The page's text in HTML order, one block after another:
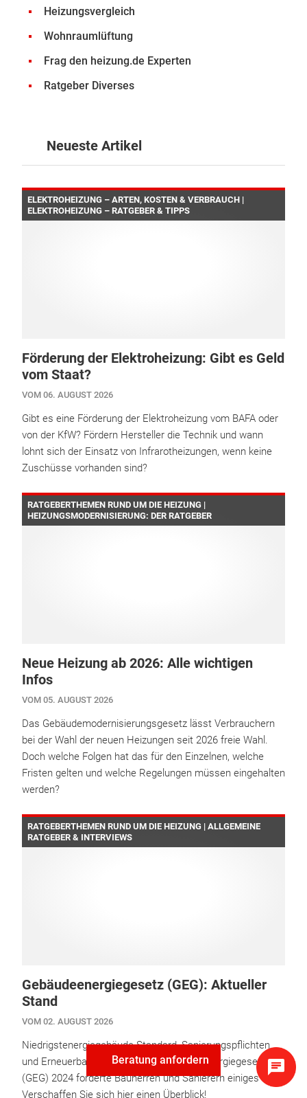
Beratung anfordern
Heizungsvergleich
Wohnraumlüftung
Frag den heizung.de Experten
Ratgeber Diverses
Neueste Artikel
ELEKTROHEIZUNG – ARTEN, KOSTEN & VERBRAUCH |
ELEKTROHEIZUNG – RATGEBER & TIPPS
Förderung der Elektroheizung: Gibt es Geld
vom Staat?
VOM 06. AUGUST 2026
Gibt es eine Förderung der Elektroheizung vom BAFA oder
von der KfW? Fördern Hersteller die Technik und wann
lohnt sich der Einsatz von Infrarotheizungen, wenn keine
Zuschüsse vorhanden sind?
RATGEBERTHEMEN RUND UM DIE HEIZUNG |
HEIZUNGSMODERNISIERUNG: DER RATGEBER
Neue Heizung ab 2026: Alle wichtigen
Infos
VOM 05. AUGUST 2026
Das Gebäudemodernisierungsgesetz lässt Verbrauchern
bei der Wahl der neuen Heizungen seit 2026 freie Wahl.
Doch welche Folgen hat das für den Einzelnen, welche
Fristen gelten und welche Regelungen müssen eingehalten
werden?
RATGEBERTHEMEN RUND UM DIE HEIZUNG | ALLGEMEINE
RATGEBER & INTERVIEWS
Gebäudeenergiegesetz (GEG): Aktueller
Stand
VOM 02. AUGUST 2026
Niedrigstenergiegebäude-Standard, Sanierungspflichten
und Erneuerbare-Energien: Das Gebäudeenergiegesetz
(GEG) 2024 forderte Bauherren und Sanierern einiges ab.
Verschaffen Sie sich hier einen Überblick!